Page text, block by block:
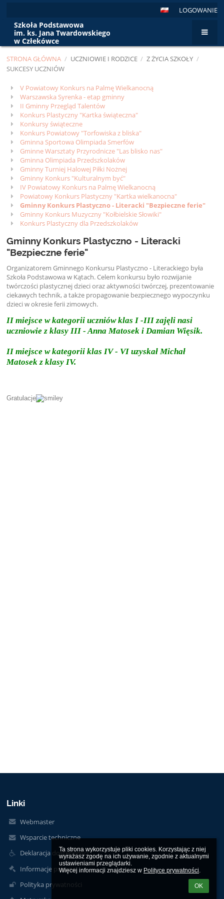
Ta strona wykorzystuje pliki cookies. Korzystając z niej
wyrażasz zgodę na ich używanie, zgodnie z aktualnymi
ustawieniami przeglądarki.
Więcej informacji znajdziesz w Polityce prywatności.
OK
LOGOWANIE
Szkoła Podstawowa
im. ks. Jana Twardowskiego
w Człekówce
STRONA GŁÓWNA / UCZNIOWIE I RODZICE / Z ŻYCIA SZKOŁY /
SUKCESY UCZNIÓW
Sukcesy
uczniów
V Powiatowy Konkurs na Palmę Wielkanocną
Warszawska Syrenka - etap gminny
II Gminny Przegląd Talentów
Konkurs Plastyczny "Kartka świąteczna"
Konkursy świąteczne
Konkurs Powiatowy "Torfowiska z bliska"
Gminna Sportowa Olimpiada Smerfów
Gminne Warsztaty Przyrodnicze "Las blisko nas"
Gminna Olimpiada Przedszkolaków
Gminny Turniej Halowej Piłki Nożnej
Gminny Konkurs "Kulturalnym być"
IV Powiatowy Konkurs na Palmę Wielkanocną
Powiatowy Konkurs Plastyczny "Kartka wielkanocna"
Gminny Konkurs Plastyczno - Literacki "Bezpieczne ferie"
Gminny Konkurs Muzyczny "Kołbielskie Słowiki"
Konkurs Plastyczny dla Przedszkolaków
Gminny Konkurs Plastyczno - Literacki
"Bezpieczne ferie"
Organizatorem Gminnego Konkursu Plastyczno - Literackiego była
Szkoła Podstawowa w Kątach. Celem konkursu było rozwijanie
twórczości plastycznej dzieci oraz aktywności twórczej, prezentowanie
ciekawych technik, a także propagowanie bezpiecznego wypoczynku
dzieci w okresie ferii zimowych.
II miejsce w kategorii uczniów klas I -III zajęli nasi
uczniowie z klasy III - Anna Matosek i Damian Więsik.
II miejsce w kategorii klas IV - VI uzyskał Michał
Matosek z klasy IV.
Gratulacje
Linki
Webmaster
Wsparcie techniczne
Deklaracja dostępności
Informacje prawne
Polityka prywatności